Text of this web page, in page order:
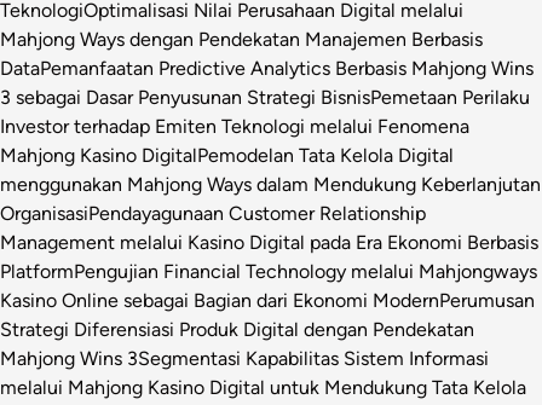
TeknologiOptimalisasi Nilai Perusahaan Digital melalui
Mahjong Ways dengan Pendekatan Manajemen Berbasis
DataPemanfaatan Predictive Analytics Berbasis Mahjong Wins
3 sebagai Dasar Penyusunan Strategi BisnisPemetaan Perilaku
Investor terhadap Emiten Teknologi melalui Fenomena
Mahjong Kasino DigitalPemodelan Tata Kelola Digital
menggunakan Mahjong Ways dalam Mendukung Keberlanjutan
OrganisasiPendayagunaan Customer Relationship
Management melalui Kasino Digital pada Era Ekonomi Berbasis
PlatformPengujian Financial Technology melalui Mahjongways
Kasino Online sebagai Bagian dari Ekonomi ModernPerumusan
Strategi Diferensiasi Produk Digital dengan Pendekatan
Mahjong Wins 3Segmentasi Kapabilitas Sistem Informasi
melalui Mahjong Kasino Digital untuk Mendukung Tata Kelola